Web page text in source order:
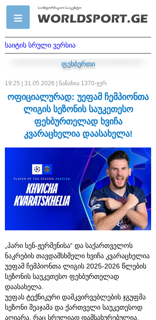
საიტის სრული ვერსია
ფეხბურთი
19:25 | 31.05.2026 | ნანახია 1370-ჯერ
ოფიციალურად: უეფამ ჩემპიონთა
ლიგის სეზონის საუკეთესო
ფეხბურთელად ხვიჩა
კვარაცხელია დაასახელა!
„პარი სენ-ჟერმენისა“ და საქართველოს
ნაკრების თავდამსხმელი ხვიჩა კვარაცხელია
უეფამ ჩემპიონთა ლიგის 2025-2026 წლების
სეზონის საუკეთესო ფეხბურთელად
დაასახელა.
უეფას ტექნიკური დამკვირვებლების ჯგუფმა
სეზონი შეაჯამა და ქართველი საუკეთესოდ
აღიარა, რაც სრულიად დამსახურებულია.